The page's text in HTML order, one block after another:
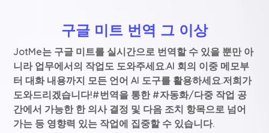
구글 미트 번역 그 이상
JotMe는 구글 미트를 실시간으로 번역할 수 있을 뿐만 아
니라 업무에서의 작업도 도와주세요.AI 회의 이중 메모부
터 대화 내용까지 모든 언어 AI 도구를 활용하세요.저희가
도와드리겠습니다!#번역을 통한 #자동화/다중 작업 공
간에서 가능한 한 의사 결정 및 다음 조치 항목으로 넘어
가는 등 영향력 있는 작업에 집중할 수 있습니다.